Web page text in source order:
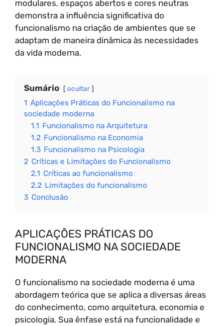
modulares, espaços abertos e cores neutras
demonstra a influência significativa do
funcionalismo na criação de ambientes que se
adaptam de maneira dinâmica às necessidades
da vida moderna.
Sumário ocultar
1 Aplicações Práticas do Funcionalismo na
sociedade moderna
1.1 Funcionalismo na Arquitetura
1.2 Funcionalismo na Economia
1.3 Funcionalismo na Psicologia
2 Críticas e Limitações do Funcionalismo
2.1 Críticas ao funcionalismo
2.2 Limitações do funcionalismo
3 Conclusão
APLICAÇÕES PRÁTICAS DO
FUNCIONALISMO NA SOCIEDADE
MODERNA
O funcionalismo na sociedade moderna é uma
abordagem teórica que se aplica a diversas áreas
do conhecimento, como arquitetura, economia e
psicologia. Sua ênfase está na funcionalidade e